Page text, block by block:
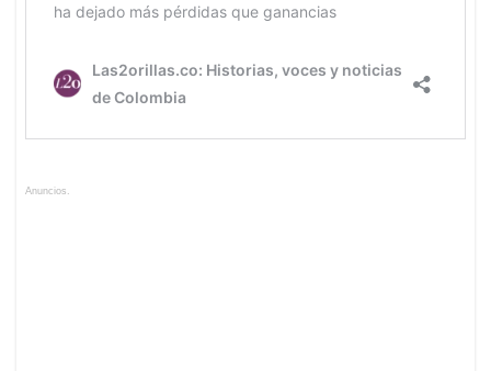
Anuncios.